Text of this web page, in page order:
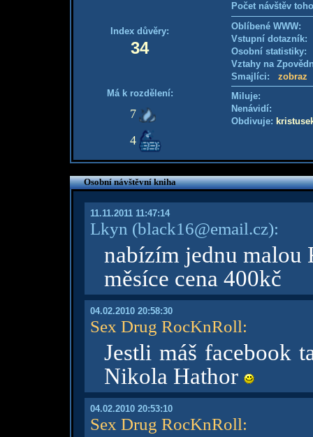
Index důvěry:
34
Má k rozdělení:
7
4
Počet návštěv
Oblíbené WWW:
Vstupní
Osobní
Vztahy na
Smajlíci: zobraz
Miluje:
Nenávidí:
Obdivuje:
Osobní návštěvní kniha
11.11.2011 11:47:14
Lkyn (black16@email.cz):
nabízím jednu malou
měsíce cena 400kč
04.02.2010 20:58:30
Sex Drug RocKnRoll:
Jestli máš facebook
Nikola Hathor
04.02.2010 20:53:10
Sex Drug RocKnRoll: